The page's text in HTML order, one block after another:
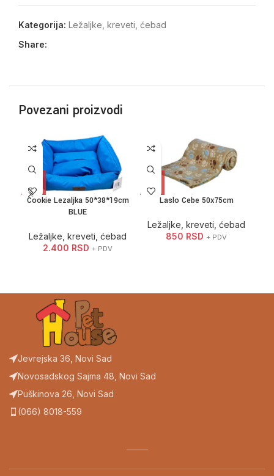
Kategorija: Ležaljke, kreveti, ćebad
Share:
Povezani proizvodi
Cookie Lezaljka 50*38*19cm
BLUE
Ležaljke, kreveti, ćebad
2.400 RSD + PDV
Laslo Cebe 50x75cm
Ležaljke, kreveti, ćebad
850 RSD + PDV
Jevrejska 36, Novi Sad
Novosadskog Sajma 48, Novi Sad
Puškinova 26, Novi Sad
(066) 8018-559